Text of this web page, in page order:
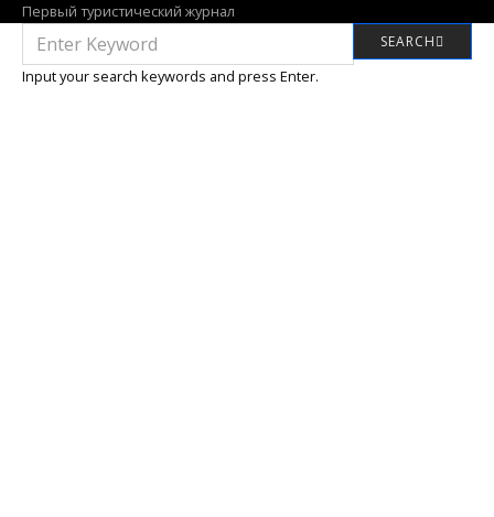
Первый туристический журнал
FOR:
SEARCH
Input your search keywords and press Enter.